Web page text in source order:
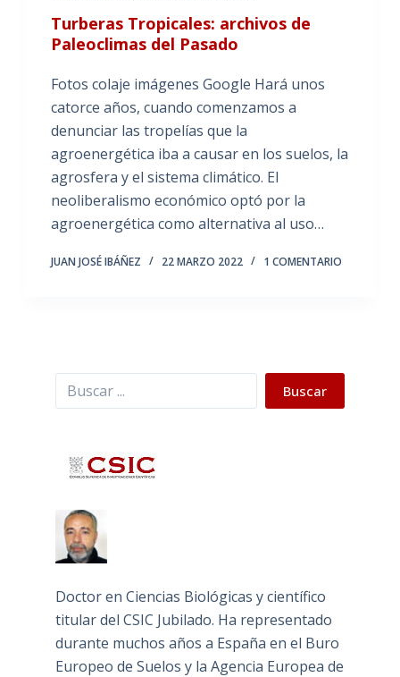
Turberas Tropicales: archivos de
Paleoclimas del Pasado
Fotos colaje imágenes Google Hará unos
catorce años, cuando comenzamos a
denunciar las tropelías que la
agroenergética iba a causar en los suelos, la
agrosfera y el sistema climático. El
neoliberalismo económico optó por la
agroenergética como alternativa al uso…
JUAN JOSÉ IBÁÑEZ 22 MARZO 2022 1 COMENTARIO
Buscar Buscar
Doctor en Ciencias Biológicas y científico
titular del CSIC Jubilado. Ha representado
durante muchos años a España en el Buro
Europeo de Suelos y la Agencia Europea de